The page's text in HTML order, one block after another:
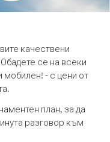
качествени
Обадете се на всеки
мобилен! - с цени от
план, за да
разговор към